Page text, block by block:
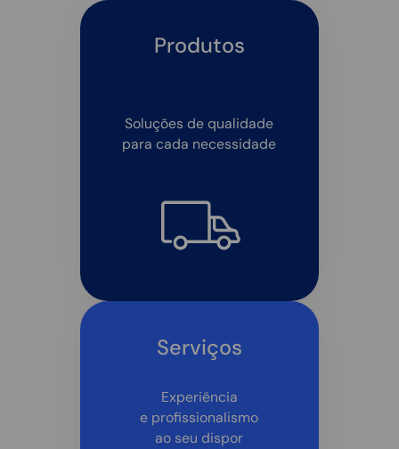
Produtos
Soluções de qualidade
para cada necessidade
Serviços
Experiência
e profissionalismo
ao seu dispor